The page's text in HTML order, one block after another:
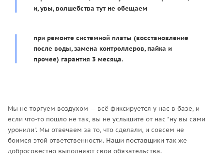
и, увы, волшебства тут не обещаем
при ремонте системной платы (восстановление
после воды, замена контроллеров, пайка и
прочее) гарантия 3 месяца.
Мы не торгуем воздухом — всё фиксируется у нас в базе, и
если что-то пошло не так, вы не услышите от нас "ну вы сами
уронили". Мы отвечаем за то, что сделали, и совсем не
боимся этой ответственности. Наши поставщики так же
добросовестно выполняют свои обязательства.